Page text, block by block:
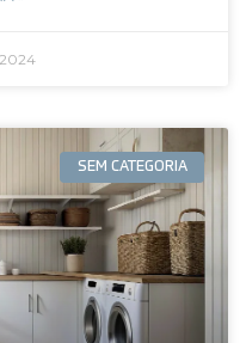
SEM CATEGORIA